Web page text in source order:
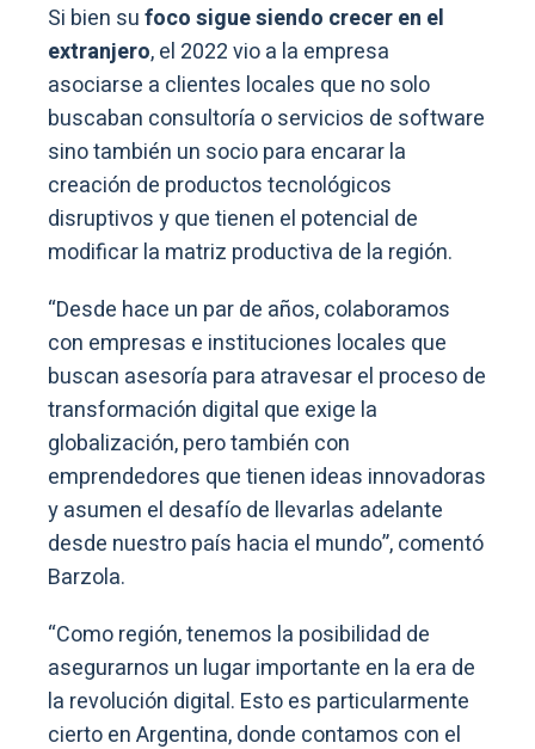
Si bien sufoco sigue siendo crecer en el
extranjero, el 2022 vio a la empresa
asociarse a clientes locales que no solo
buscaban consultoría o servicios de software
sino también un socio para encarar la
creación de productos tecnológicos
disruptivos y que tienen el potencial de
modificar la matriz productiva de la región.
“Desde hace un par de años, colaboramos
con empresas e instituciones locales que
buscan asesoría para atravesar el proceso de
transformación digital que exige la
globalización, pero también con
emprendedores que tienen ideas innovadoras
y asumen el desafío de llevarlas adelante
desde nuestro país hacia el mundo”, comentó
Barzola.
“Como región, tenemos la posibilidad de
asegurarnos un lugar importante en la era de
la revolución digital. Esto es particularmente
cierto en Argentina, donde contamos con el